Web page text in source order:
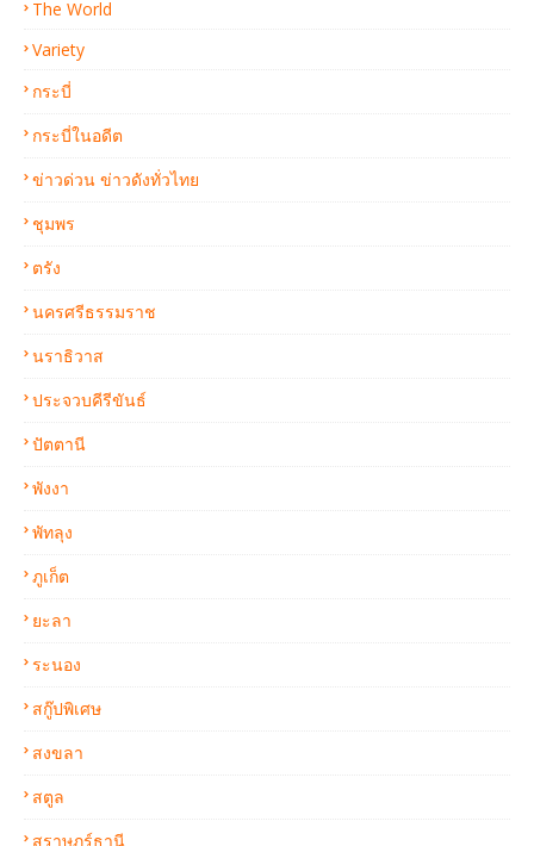
The World
Variety
กระบี่
กระบี่ในอดีต
ข่าวด่วน ข่าวดังทั่วไทย
ชุมพร
ตรัง
นครศรีธรรมราช
นราธิวาส
ประจวบคีรีขันธ์
ปัตตานี
พังงา
พัทลุง
ภูเก็ต
ยะลา
ระนอง
สกู๊ปพิเศษ
สงขลา
สตูล
สุราษฏร์ธานี